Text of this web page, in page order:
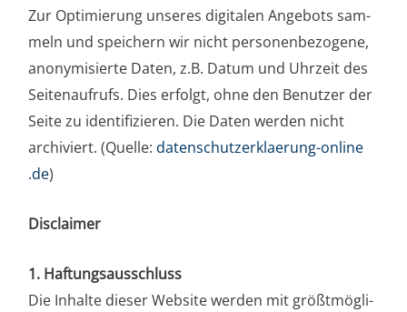
Zur Opti­mie­rung unse­res digi­ta­len Ange­bots sam­
meln und spei­chern wir nicht per­so­nen­be­zo­ge­ne,
anony­mi­sier­te Daten, z.B. Datum und Uhr­zeit des
Sei­ten­auf­rufs. Dies erfolgt, ohne den Benut­zer der
Sei­te zu iden­ti­fi­zie­ren. Die Daten wer­den nicht
archi­viert. (Quel­le:daten​schutz​er​klae​rung​-online​
.de)
Dis­c­lai­mer
1. Haf­tungs­aus­schluss
Die Inhal­te die­ser Web­site wer­den mit größt­mög­li­